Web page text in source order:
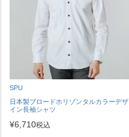
SPU
日本製ブロードホリゾンタルカラーデザ
イン長袖シャツ
¥6,710税込